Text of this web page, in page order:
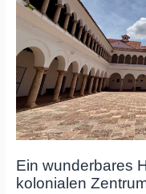
Ein wunderbares
kolonialen